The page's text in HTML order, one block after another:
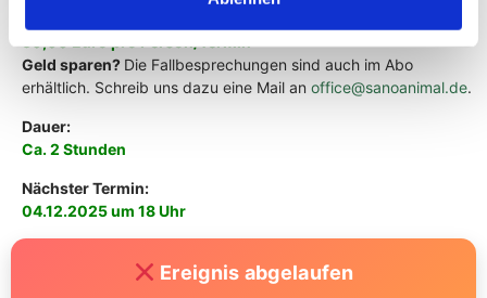
Geld sparen? Die Fallbesprechungen sind auch im Abo
erhältlich. Schreib uns dazu eine Mail an office@sanoanimal.de.
Dauer:
Ca. 2 Stunden
Nächster Termin:
04.12.2025 um 18 Uhr
Ereignis abgelaufen